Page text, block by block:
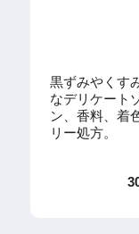
黒ずみやくす
なデリケート
ン、香料、着
リー処方。